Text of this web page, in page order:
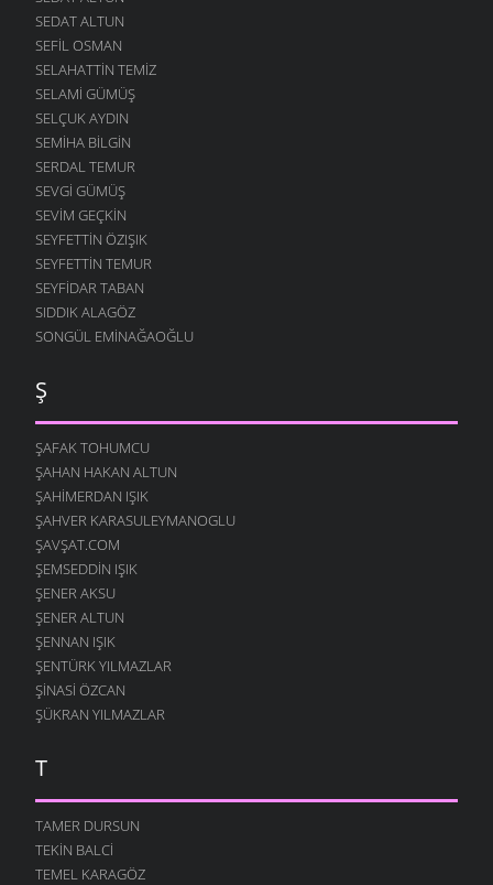
SEDAT ALTUN
SEFIL OSMAN
SELAHATTIN TEMIZ
SELAMI GÜMÜŞ
SELÇUK AYDIN
SEMIHA BILGIN
SERDAL TEMUR
SEVGI GÜMÜŞ
SEVIM GEÇKIN
SEYFETTIN ÖZIŞIK
SEYFETTIN TEMUR
SEYFIDAR TABAN
SIDDIK ALAGÖZ
SONGÜL EMINAĞAOĞLU
Ş
ŞAFAK TOHUMCU
ŞAHAN HAKAN ALTUN
ŞAHIMERDAN IŞIK
ŞAHVER KARASULEYMANOGLU
ŞAVŞAT.COM
ŞEMSEDDIN IŞIK
ŞENER AKSU
ŞENER ALTUN
ŞENNAN IŞIK
ŞENTÜRK YILMAZLAR
ŞINASI ÖZCAN
ŞÜKRAN YILMAZLAR
T
TAMER DURSUN
TEKIN BALCI
TEMEL KARAGÖZ